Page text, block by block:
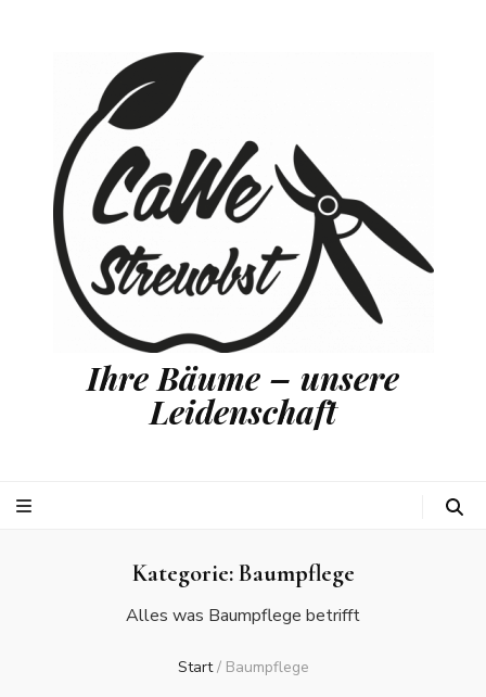
Ihre Bäume – unsere
Leidenschaft
Kategorie:Baumpflege
Alles was Baumpflege betrifft
Start / Baumpflege